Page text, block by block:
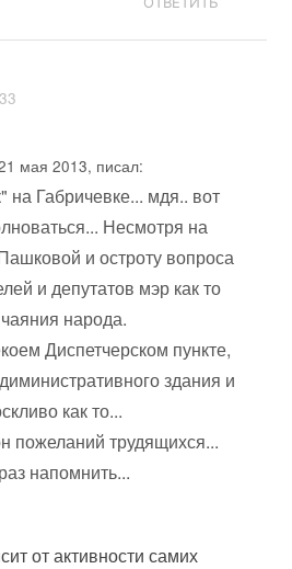
мая 2013, писал:
на Габричевке... мдя.. вот
Несмотря на
и остроту вопроса
и депутатов мэр как то
народа.
Диспетчерском пункте,
здания и
как то...
пожеланий трудящихся...
напомнить...
от активности самих